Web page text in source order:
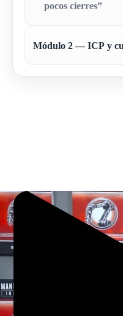
pocos cierres”
Módulo 2 — ICP y